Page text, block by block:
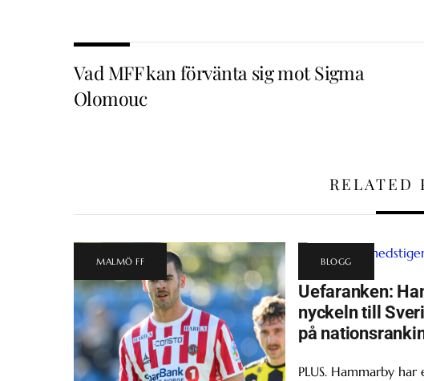
Vad MFF kan förvänta sig mot Sigma
Olomouc
RELATED
MALMÖ FF BLOGG
Uefaranken:
nyckeln till
på
PLUS. Hammarby